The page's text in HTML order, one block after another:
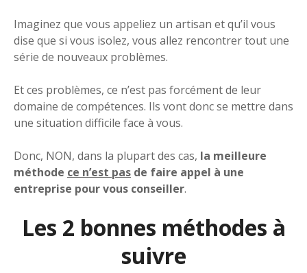
Imaginez que vous appeliez un artisan et qu’il vous
dise que si vous isolez, vous allez rencontrer tout une
série de nouveaux problèmes.
Et ces problèmes, ce n’est pas forcément de leur
domaine de compétences. Ils vont donc se mettre dans
une situation difficile face à vous.
Donc, NON, dans la plupart des cas, la meilleure
méthode ce n’est pas de faire appel à une
entreprise pour vous conseiller.
Les 2 bonnes méthodes à
suivre